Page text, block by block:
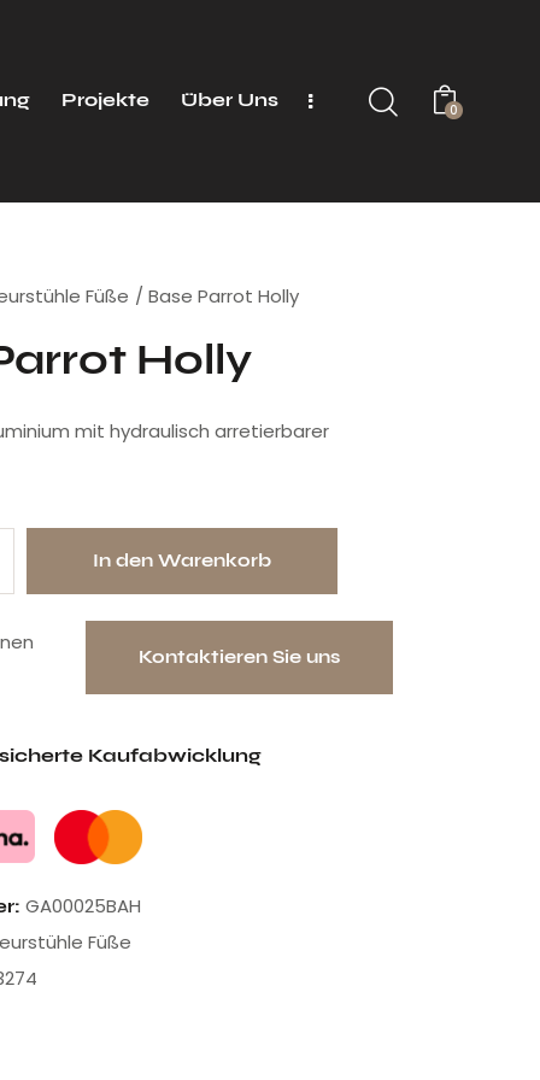
Projekte Über Uns 0
Füße Base Parrot Holly
Holly
mit hydraulisch arretierbarer
In den Warenkorb
Kontaktieren Sie uns
Kaufabwicklung
GA00025BAH
Füße